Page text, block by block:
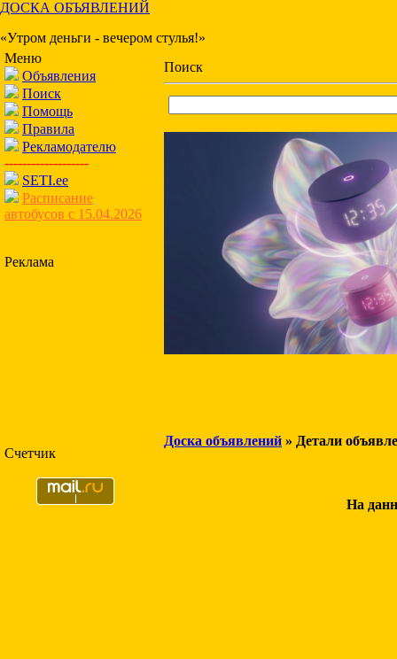
ДОСКА ОБЪЯВЛЕНИЙ
«Утром деньги - вечером стулья!»
Меню
Объявления
Поиск
Помощь
Правила
Рекламодателю
-------------------
SETI.ee
Расписание
автобусов с 15.04.2026
Реклама
Счетчик
Поиск
Доска объявлений » Детали
На